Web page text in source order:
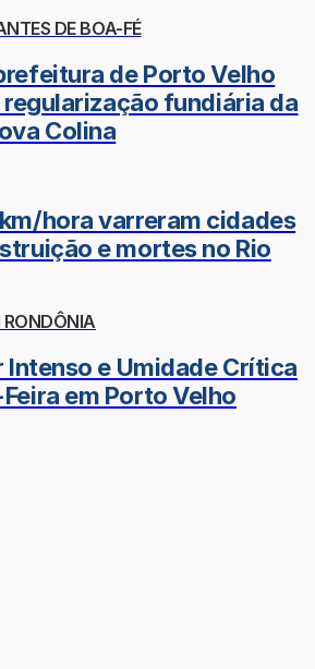
DE BOA-FÉ
de Porto Velho
regularização fundiária da
Colina
hora varreram cidades
e mortes no Rio
RONDÔNIA
Intenso e Umidade Crítica
em Porto Velho